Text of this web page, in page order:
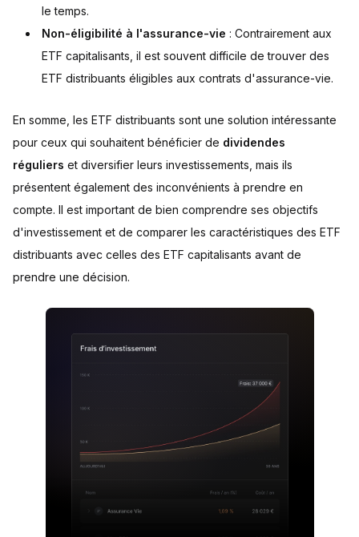
le temps.
Non-éligibilité à l'assurance-vie : Contrairement aux
ETF capitalisants, il est souvent difficile de trouver des
ETF distribuants éligibles aux contrats d'assurance-vie.
En somme, les ETF distribuants sont une solution intéressante
pour ceux qui souhaitent bénéficier de dividendes
réguliers et diversifier leurs investissements, mais ils
présentent également des inconvénients à prendre en
compte. Il est important de bien comprendre ses objectifs
d'investissement et de comparer les caractéristiques des ETF
distribuants avec celles des ETF capitalisants avant de
prendre une décision.